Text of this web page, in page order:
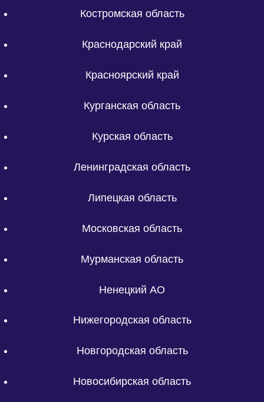
Костромская область
Краснодарский край
Красноярский край
Курганская область
Курская область
Ленинградская область
Липецкая область
Московская область
Мурманская область
Ненецкий АО
Нижегородская область
Новгородская область
Новосибирская область